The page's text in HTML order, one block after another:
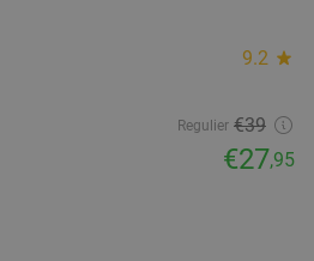
snack naar keuze (enkel
SPAR City Enschede
9.2 star
Regulier €39
€27,95